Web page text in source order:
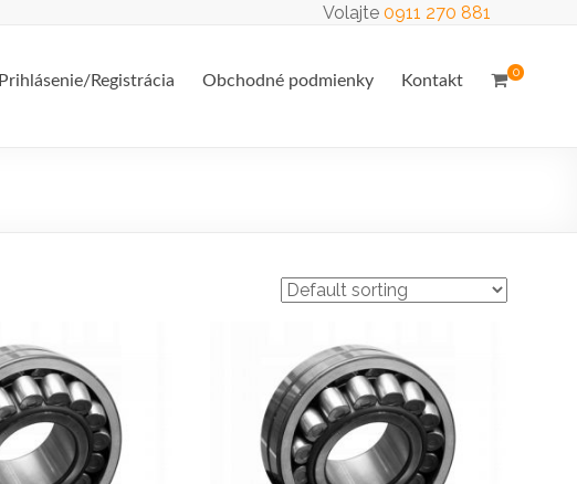
Volajte 0911 270 881
0
Prihlásenie/Registrácia Obchodné podmienky Kontakt